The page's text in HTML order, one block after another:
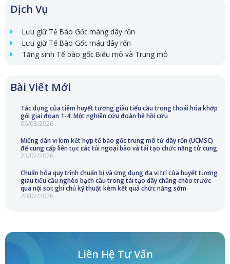
Dịch Vụ
Lưu giữ Tế Bào Gốc màng dây rốn
Lưu giữ Tế Bào Gốc máu dây rốn
Tăng sinh Tế bào gốc Biểu mô và Trung mô
Bài Viết Mới
Tác dụng của tiêm huyết tương giàu tiểu cầu trong thoái hóa khớp
gối giai đoạn 1-4: Một nghiên cứu đoàn hệ hồi cứu
06/08/2026
Miếng dán vi kim kết hợp tế bào gốc trung mô từ dây rốn (UCMSC)
để cung cấp liên tục các túi ngoại bào và tái tạo chức năng tử cung.
23/07/2026
Chuẩn hóa quy trình chuẩn bị và ứng dụng đa vị trí của huyết tương
giàu tiểu cầu nghèo bạch cầu trong tái tạo dây chằng chéo trước
qua nội soi: ghi chú kỹ thuật kèm kết quả chức năng sớm
20/07/2026
Liên Hệ Tư Vấn